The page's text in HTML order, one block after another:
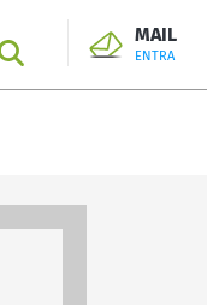
SEARCH
MAIL
ENTRA